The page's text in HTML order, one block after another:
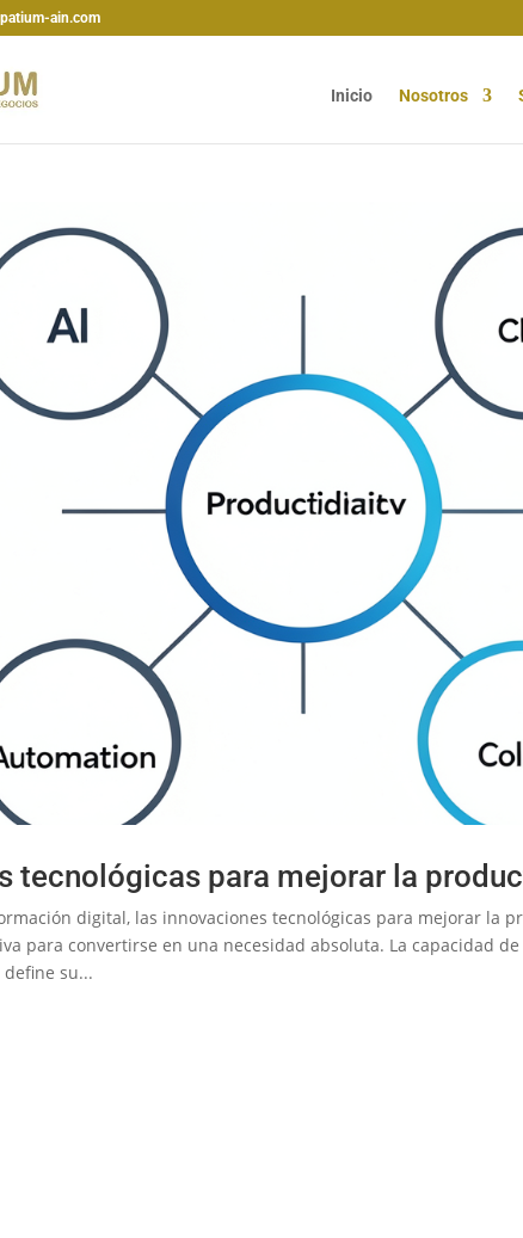
ain.com
Inicio Nosotros
tecnológicas para mejorar la
digital, las innovaciones tecnológicas para mejorar la
para convertirse en una necesidad absoluta. La capacidad
su...